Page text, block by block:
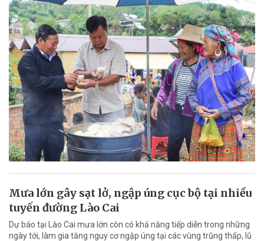
Mưa lớn gây sạt lở, ngập úng cục bộ tại nhiều
tuyến đường Lào Cai
Dự báo tại Lào Cai mưa lớn còn có khả năng tiếp diễn trong những
ngày tới, làm gia tăng nguy cơ ngập úng tại các vùng trũng thấp, lũ